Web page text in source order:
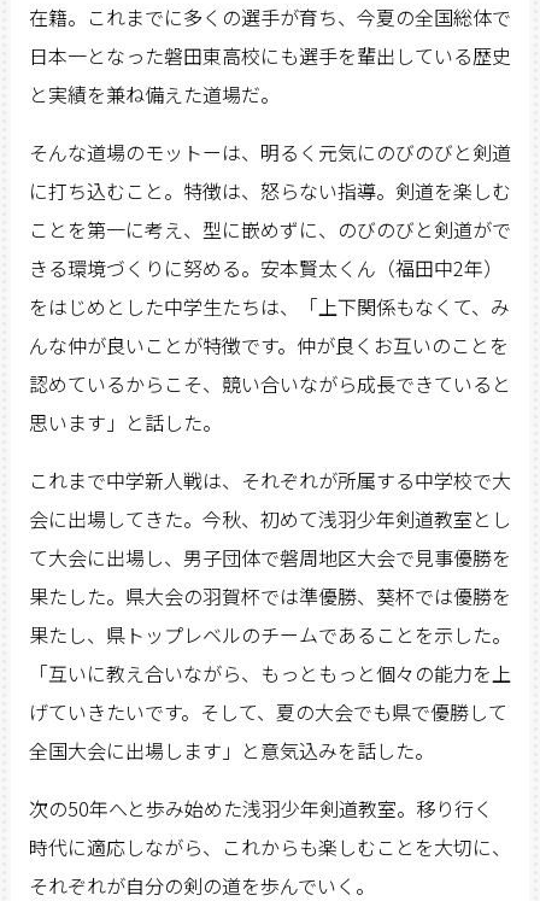
在籍。これまでに多くの選手が育ち、今夏の全国総体で
日本一となった磐田東高校にも選手を輩出している歴史
と実績を兼ね備えた道場だ。
そんな道場のモットーは、明るく元気にのびのびと剣道
に打ち込むこと。特徴は、怒らない指導。剣道を楽しむ
ことを第一に考え、型に嵌めずに、のびのびと剣道がで
きる環境づくりに努める。安本賢太くん（福田中2年）
をはじめとした中学生たちは、「上下関係もなくて、み
んな仲が良いことが特徴です。仲が良くお互いのことを
認めているからこそ、競い合いながら成長できていると
思います」と話した。
これまで中学新人戦は、それぞれが所属する中学校で大
会に出場してきた。今秋、初めて浅羽少年剣道教室とし
て大会に出場し、男子団体で磐周地区大会で見事優勝を
果たした。県大会の羽賀杯では準優勝、葵杯では優勝を
果たし、県トップレベルのチームであることを示した。
「互いに教え合いながら、もっともっと個々の能力を上
げていきたいです。そして、夏の大会でも県で優勝して
全国大会に出場します」と意気込みを話した。
次の50年へと歩み始めた浅羽少年剣道教室。移り行く
時代に適応しながら、これからも楽しむことを大切に、
それぞれが自分の剣の道を歩んでいく。